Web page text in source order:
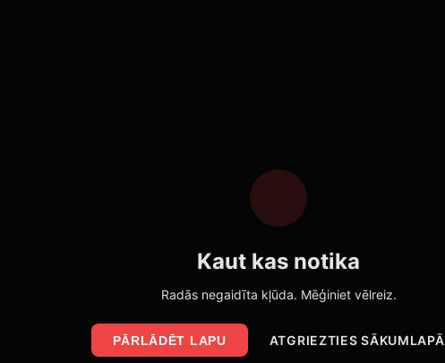
Kaut kas notika
Radās negaidīta kļūda. Mēģiniet vēlreiz.
PĀRLĀDĒT LAPU ATGRIEZTIES SĀKUMLAPĀ